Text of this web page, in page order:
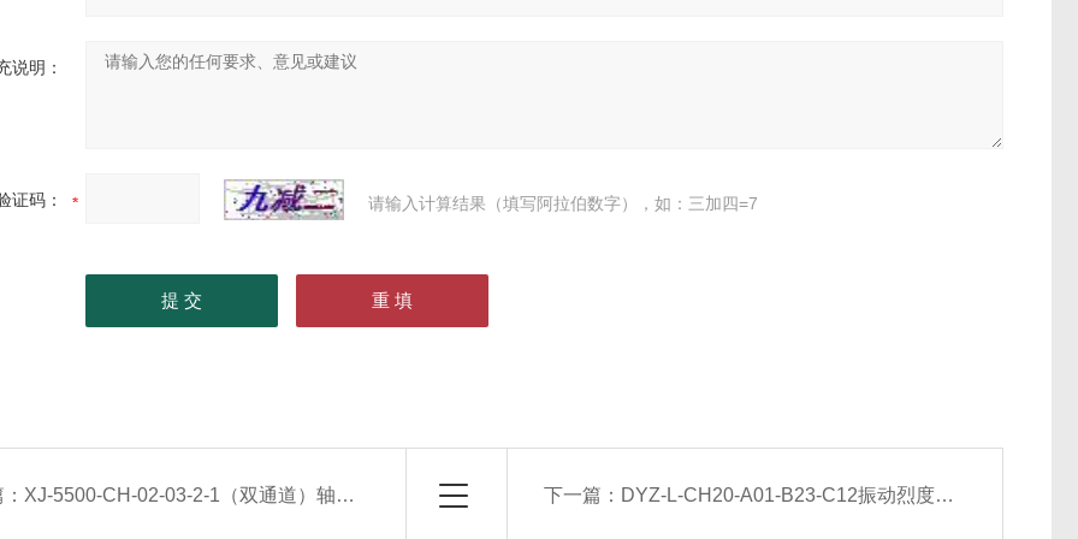
说明：
证码： 请输入计算结果（填写阿拉伯数字），如：三加四=7
XJ-5500-CH-02-03-2-1（双通道）轴振动监视仪 下一篇： DYZ-L-CH20-A01-B23-C12振动烈度监控仪